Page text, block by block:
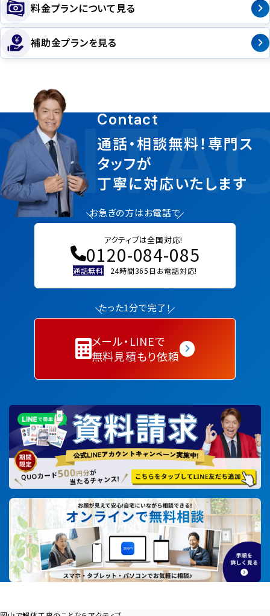
料金プランについて見る
補助金プランを見る
Contact
通話・相談無料！専門ス
タッフが
丁寧に対応いたします
お急ぎの方はお電話で
アクティブは全国対応!
0120-084-085
通話無料 24時間365日お電話対応!
たった1分で完了！
メール・LINEで
無料見積もり依頼